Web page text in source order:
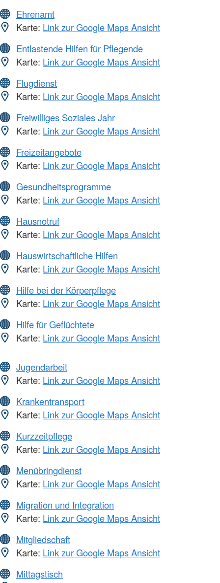
Ehrenamt
Karte: Link zur Google Maps Ansicht
Entlastende Hilfen für Pflegende
Karte: Link zur Google Maps Ansicht
Flugdienst
Karte: Link zur Google Maps Ansicht
Freiwilliges Soziales Jahr
Karte: Link zur Google Maps Ansicht
Freizeitangebote
Karte: Link zur Google Maps Ansicht
Gesundheitsprogramme
Karte: Link zur Google Maps Ansicht
Hausnotruf
Karte: Link zur Google Maps Ansicht
Hauswirtschaftliche Hilfen
Karte: Link zur Google Maps Ansicht
Hilfe bei der Körperpflege
Karte: Link zur Google Maps Ansicht
Hilfe für Geflüchtete
Karte: Link zur Google Maps Ansicht
Jugendarbeit
Karte: Link zur Google Maps Ansicht
Krankentransport
Karte: Link zur Google Maps Ansicht
Kurzzeitpflege
Karte: Link zur Google Maps Ansicht
Menübringdienst
Karte: Link zur Google Maps Ansicht
Migration und Integration
Karte: Link zur Google Maps Ansicht
Mitgliedschaft
Karte: Link zur Google Maps Ansicht
Mittagstisch